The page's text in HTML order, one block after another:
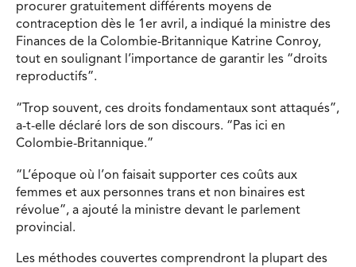
procurer gratuitement différents moyens de
contraception dès le 1er avril, a indiqué la ministre des
Finances de la Colombie-Britannique Katrine Conroy,
tout en soulignant l’importance de garantir les “droits
reproductifs”.
“Trop souvent, ces droits fondamentaux sont attaqués”,
a-t-elle déclaré lors de son discours. “Pas ici en
Colombie-Britannique.”
“L’époque où l’on faisait supporter ces coûts aux
femmes et aux personnes trans et non binaires est
révolue”, a ajouté la ministre devant le parlement
provincial.
Les méthodes couvertes comprendront la plupart des